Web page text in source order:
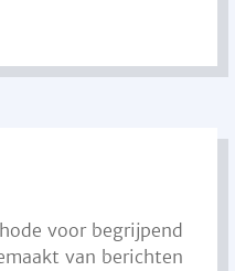
voor begrijpend
van berichten